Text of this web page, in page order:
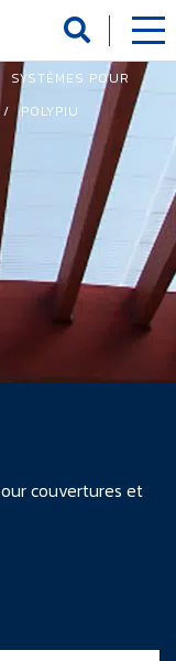
SYSTÈMES POUR
/ POLYPIU
couvertures et